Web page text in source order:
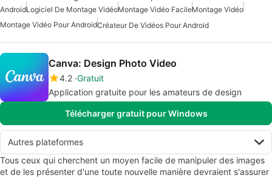
AndroidLogiciel De Montage VidéoMontage Vidéo FacileMontage Vidéo
Montage Vidéo Pour AndroidCréateur De Vidéos Pour Android
Canva: Design Photo Video
4.2 Gratuit
Application gratuite pour les amateurs de design
Télécharger gratuit pour Windows
Autres plateformes
Tous ceux qui cherchent un moyen facile de manipuler des images
et de les présenter d'une toute nouvelle manière devraient s'assurer